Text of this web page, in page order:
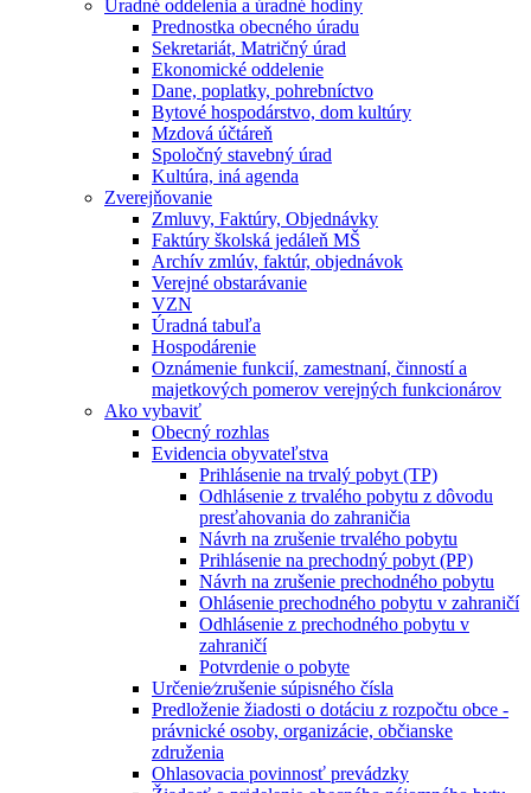
Úradné oddelenia a úradné hodiny
Prednostka obecného úradu
Sekretariát, Matričný úrad
Ekonomické oddelenie
Dane, poplatky, pohrebníctvo
Bytové hospodárstvo, dom kultúry
Mzdová účtáreň
Spoločný stavebný úrad
Kultúra, iná agenda
Zverejňovanie
Zmluvy, Faktúry, Objednávky
Faktúry školská jedáleň MŠ
Archív zmlúv, faktúr, objednávok
Verejné obstarávanie
VZN
Úradná tabuľa
Hospodárenie
Oznámenie funkcií, zamestnaní, činností a
majetkových pomerov verejných funkcionárov
Ako vybaviť
Obecný rozhlas
Evidencia obyvateľstva
Prihlásenie na trvalý pobyt (TP)
Odhlásenie z trvalého pobytu z dôvodu
presťahovania do zahraničia
Návrh na zrušenie trvalého pobytu
Prihlásenie na prechodný pobyt (PP)
Návrh na zrušenie prechodného pobytu
Ohlásenie prechodného pobytu v zahraničí
Odhlásenie z prechodného pobytu v
zahraničí
Potvrdenie o pobyte
Určenie⁄zrušenie súpisného čísla
Predloženie žiadosti o dotáciu z rozpočtu obce -
právnické osoby, organizácie, občianske
združenia
Ohlasovacia povinnosť prevádzky